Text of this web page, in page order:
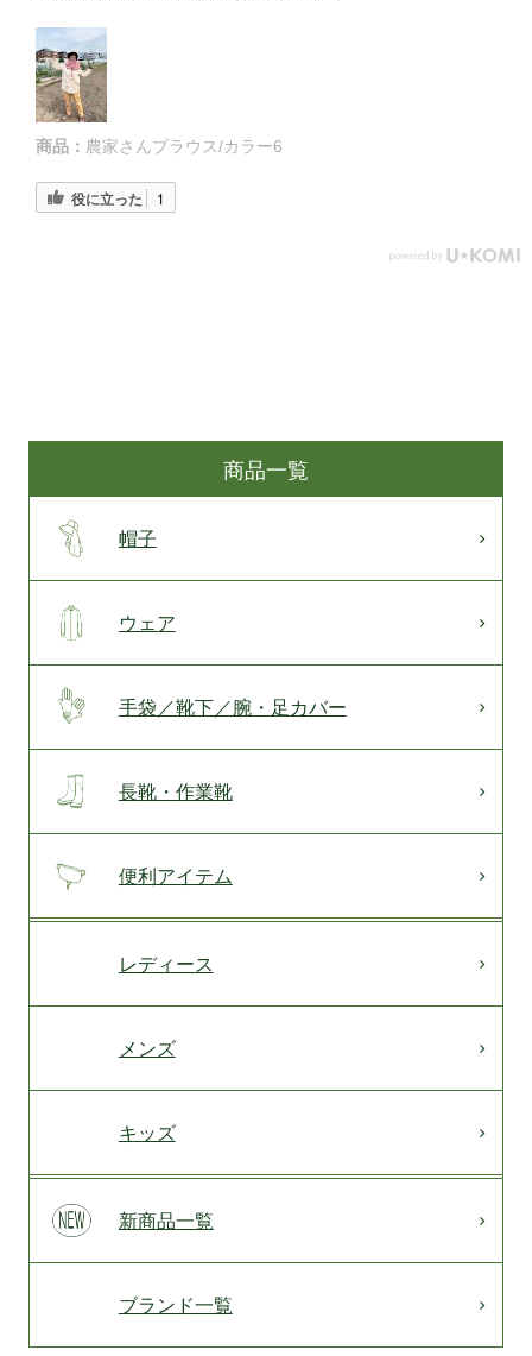
商品： 農家さんブラウス/カラー6
役に立った 1
商品一覧
帽子
ウェア
手袋／靴下／腕・足カバー
長靴・作業靴
便利アイテム
レディース
メンズ
キッズ
新商品一覧
ブランド一覧